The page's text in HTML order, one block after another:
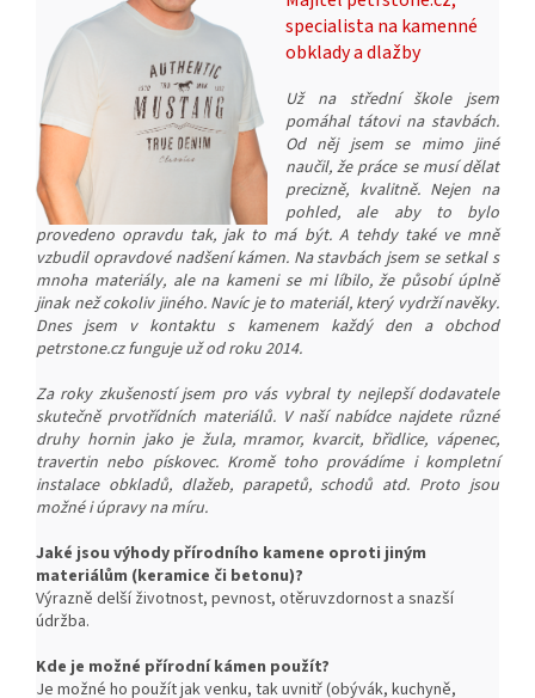
specialista na kamenné
obklady a dlažby
Už na střední škole jsem
pomáhal tátovi na stavbách.
Od něj jsem se mimo jiné
naučil, že práce se musí dělat
precizně, kvalitně. Nejen na
pohled, ale aby to bylo
provedeno opravdu tak, jak to má být. A tehdy také ve mně
vzbudil opravdové nadšení kámen. Na stavbách jsem se setkal s
mnoha materiály, ale na kameni se mi líbilo, že působí úplně
jinak než cokoliv jiného. Navíc je to materiál, který vydrží navěky.
Dnes jsem v kontaktu s kamenem každý den a obchod
petrstone.cz funguje už od roku 2014.
Za roky zkušeností jsem pro vás vybral ty nejlepší dodavatele
skutečně prvotřídních materiálů. V naší nabídce najdete různé
druhy hornin jako je žula, mramor, kvarcit, břidlice, vápenec,
travertin nebo pískovec. Kromě toho provádíme i kompletní
instalace obkladů, dlažeb, parapetů, schodů atd. Proto jsou
možné i úpravy na míru.
Jaké jsou výhody přírodního kamene oproti jiným
materiálům (keramice či betonu)?
Výrazně delší životnost, pevnost, otěruvzdornost a snazší
údržba.
Kde je možné přírodní kámen použít?
Je možné ho použít jak venku, tak uvnitř (obývák, kuchyně,